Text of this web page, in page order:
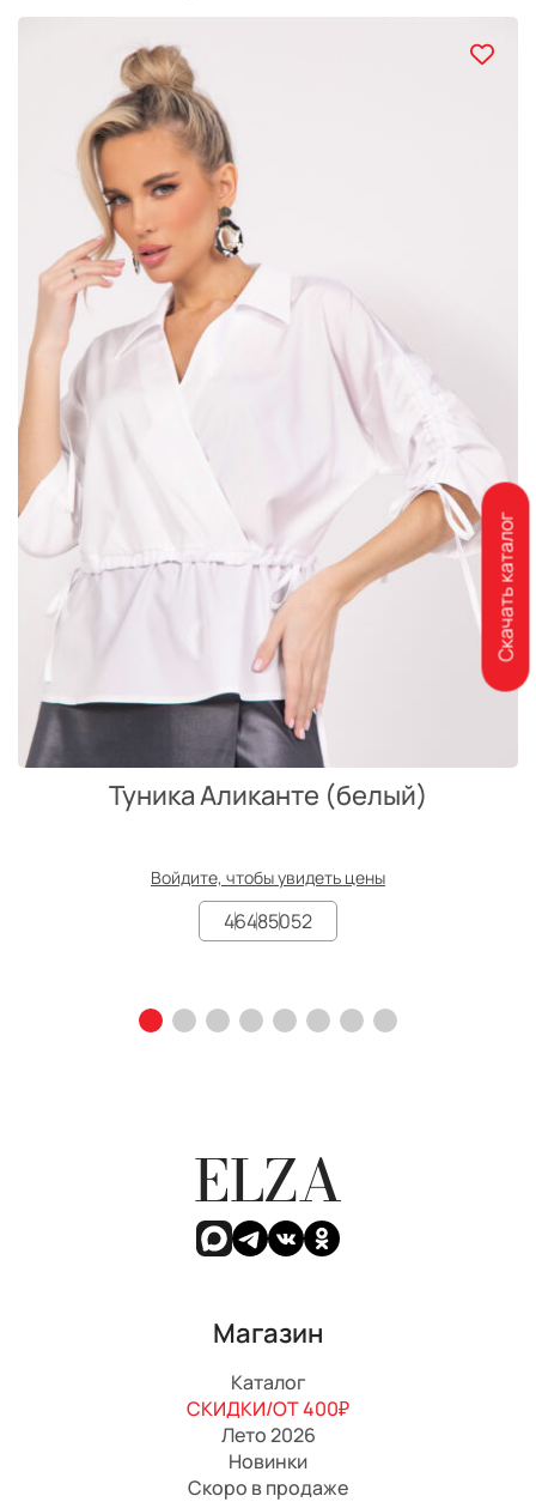
Туника Аликанте (белый)
Войдите, чтобы увидеть цены
46485052
ELZA
Магазин
Каталог
СКИДКИ/ОТ 400₽
Лето 2026
Новинки
Скоро в продаже
Скачать каталог